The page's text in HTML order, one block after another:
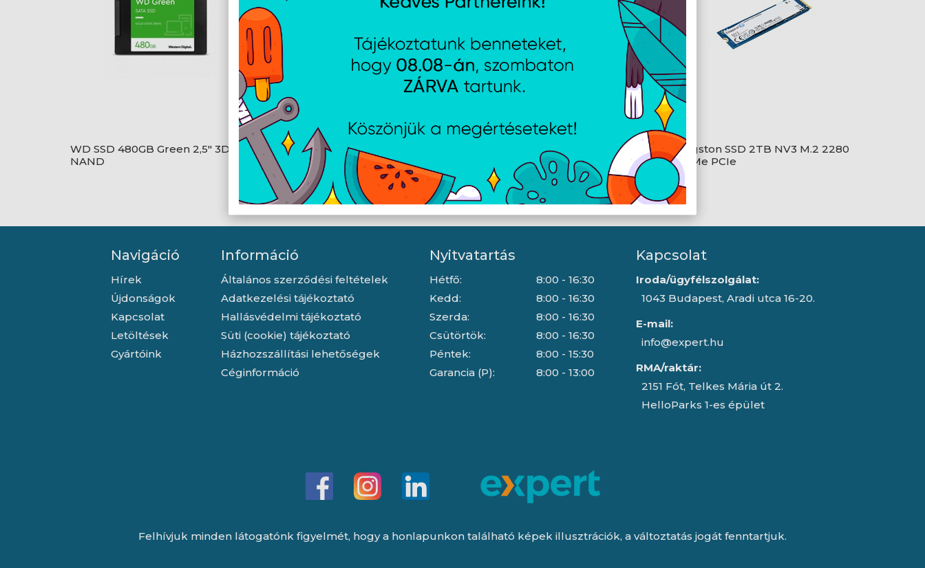
WD SSD 480GB Green 2,5" 3D
NAND
Crucial SSD 240GB BX500 2,5"
SATA3
WD SSD 240GB Green M.2 SATA3
Kingston SSD 2TB NV3 M.2 2280
NVMe PCIe
Navigáció
Hírek
Újdonságok
Kapcsolat
Letöltések
Gyártóink
Információ
Általános szerződési feltételek
Adatkezelési tájékoztató
Hallásvédelmi tájékoztató
Süti (cookie) tájékoztató
Házhozszállítási lehetőségek
Céginformáció
Nyitvatartás
Hétfő:
Kedd:
Szerda:
Csütörtök:
Péntek:
Garancia (P):
8:00 - 16:30
8:00 - 16:30
8:00 - 16:30
8:00 - 16:30
8:00 - 15:30
8:00 - 13:00
Kapcsolat
Iroda/ügyfélszolgálat:
1043 Budapest, Aradi utca 16-20.
E-mail:
info@expert.hu
RMA/raktár:
2151 Fót, Telkes Mária út 2.
HelloParks 1-es épület
Felhívjuk minden látogatónk figyelmét, hogy a honlapunkon található képek illusztrációk, a változtatás jogát fenntartjuk.